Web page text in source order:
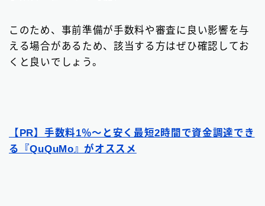
このため、事前準備が手数料や審査に良い影響を与
える場合があるため、該当する方はぜひ確認してお
くと良いでしょう。
【PR】手数料1％〜と安く最短2時間で資金調達でき
る『QuQuMo』がオススメ